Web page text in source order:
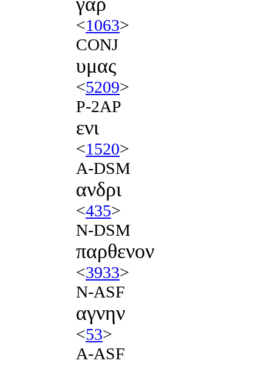
<1063>
CONJ
υμας
<5209>
P-2AP
ενι
<1520>
A-DSM
ανδρι
<435>
N-DSM
παρθενον
<3933>
N-ASF
αγνην
<53>
A-ASF